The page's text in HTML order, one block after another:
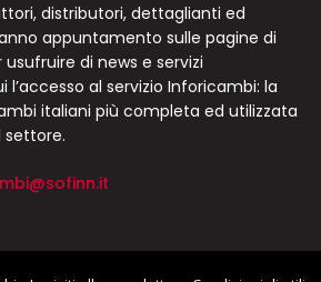
distributori, dettaglianti ed
appuntamento sulle pagine di
usufruire di news e servizi
l’accesso al servizio Inforicambi: la
italiani più completa ed utilizzata
settore.